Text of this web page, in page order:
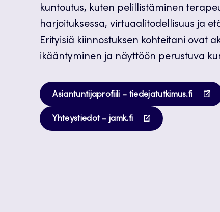
kuntoutus, kuten pelillistäminen
harjoituksessa, virtuaalitodellisuus ja
Erityisiä kiinnostuksen kohteitani ovat
ikääntyminen ja näyttöön perustuva
Asiantuntijaprofiili – tiedejatutkimus.fi
uuteen
Yhteystiedot – jamk.fi
Avautuu
uuteen